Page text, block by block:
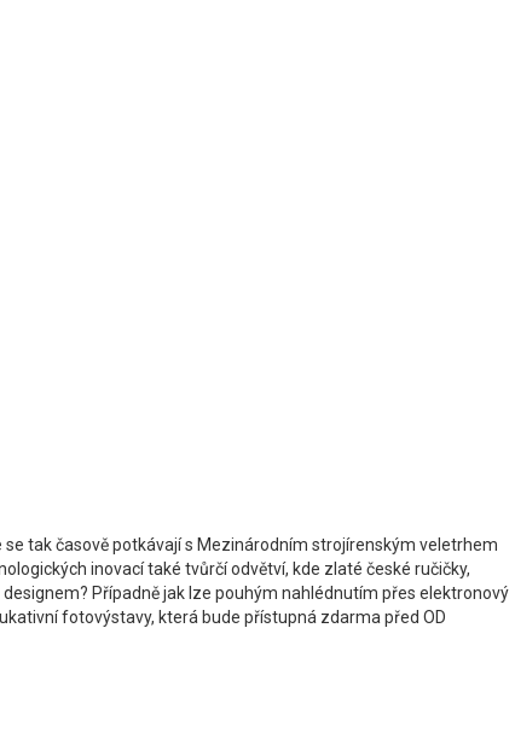
tak časově potkávají s Mezinárodním strojírenským veletrhem
inovací také tvůrčí odvětví, kde zlaté české ručičky,
Případně jak lze pouhým nahlédnutím přes elektronový
fotovýstavy, která bude přístupná zdarma před OD